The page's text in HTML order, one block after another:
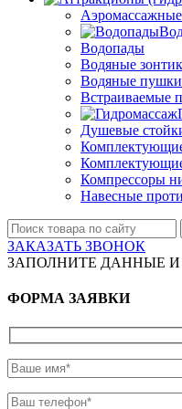
Водопады
Водяные
Водяные пушки
Встраиваемые
Душевые
Комплектующие
Компрессоры
Навесные
ЗАКАЗАТЬ ЗВОНОК
ЗАПОЛНИТЕ ДАННЫЕ
ФОРМА ЗАЯВКИ